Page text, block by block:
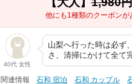
他にも1種類のクーポンが
40代 女性
山梨へ行った時は必ず
さ、清掃にかけて全て
関連情報 石和 宿泊 石和 カップル